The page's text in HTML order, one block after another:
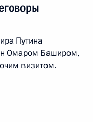
Путина
Омаром Баширом,
визитом.